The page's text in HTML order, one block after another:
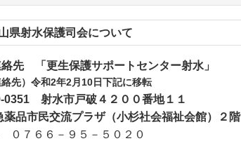
県射水保護司会について
先 「更生保護サポートセンター射水」
絡先）令和2年2月10日下記に移転
0351 射水市戸破４２００番地１１
薬品市民交流プラザ（小杉社会福祉会館）２階
０７６６－９５－５０２０